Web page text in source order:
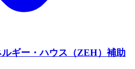
ギー・ハウス（ZEH）補助